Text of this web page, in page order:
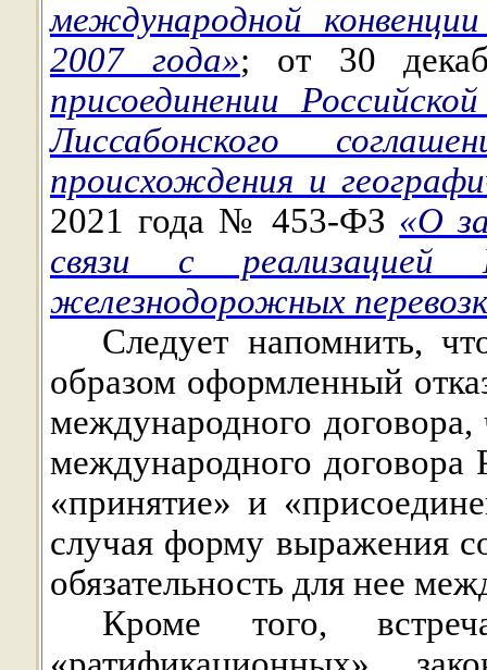
международной
2007 года»; от 30
присоединении
Лиссабонского
происхождения и
2021 года № 453-ФЗ «О
связи с реализацией
железнодорожных
Следует напомнить,
образом оформленный
международного договора,
международного договора
«принятие» и
случая форму выражения
обязательность для нее
Кроме того,